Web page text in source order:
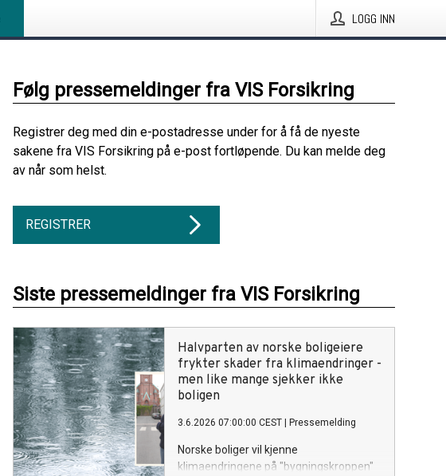
LOGG INN
Følg pressemeldinger fra VIS Forsikring
Registrer deg med din e-postadresse under for å få de nyeste
sakene fra VIS Forsikring på e-post fortløpende. Du kan melde deg
av når som helst.
REGISTRER
Siste pressemeldinger fra VIS Forsikring
Halvparten av norske boligeiere
frykter skader fra klimaendringer -
men like mange sjekker ikke
boligen
3.6.2026 07:00:00 CEST Pressemelding
Norske boliger vil kjenne
klimaendringene på "bygningskroppen"